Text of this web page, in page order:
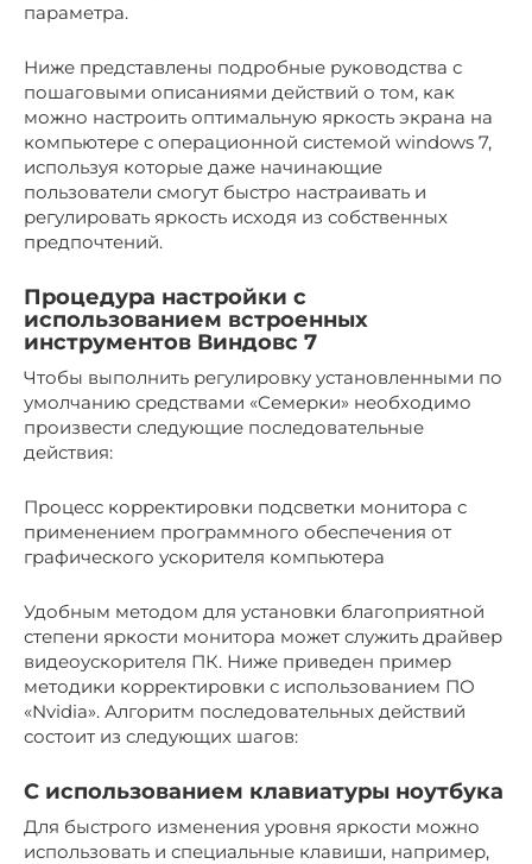
параметра.
Ниже представлены подробные руководства с
пошаговыми описаниями действий о том, как
можно настроить оптимальную яркость экрана на
компьютере с операционной системой windows 7,
используя которые даже начинающие
пользователи смогут быстро настраивать и
регулировать яркость исходя из собственных
предпочтений.
Процедура настройки с
использованием встроенных
инструментов Виндовс 7
Чтобы выполнить регулировку установленными по
умолчанию средствами «Семерки» необходимо
произвести следующие последовательные
действия:
Процесс корректировки подсветки монитора с
применением программного обеспечения от
графического ускорителя компьютера
Удобным методом для установки благоприятной
степени яркости монитора может служить драйвер
видеоускорителя ПК. Ниже приведен пример
методики корректировки с использованием ПО
«Nvidia». Алгоритм последовательных действий
состоит из следующих шагов:
С использованием клавиатуры ноутбука
Для быстрого изменения уровня яркости можно
использовать и специальные клавиши, например,